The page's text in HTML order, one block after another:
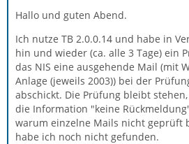
Hallo und guten Abend.
Ich nutze TB 2.0.0.14 und habe in
hin und wieder (ca. alle 3 Tage) ein
das NIS eine ausgehende Mail (mit
Anlage (jeweils 2003)) bei der
abschickt. Die Prüfung bleibt
die Information "keine
warum einzelne Mails nicht geprüft
habe ich noch nicht gefunden.